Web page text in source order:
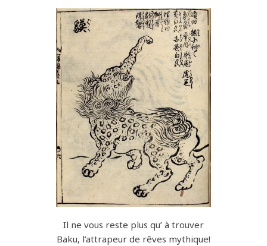
Il ne vous reste plus qu’ à trouver
Baku, l’attrapeur de rêves mythique!